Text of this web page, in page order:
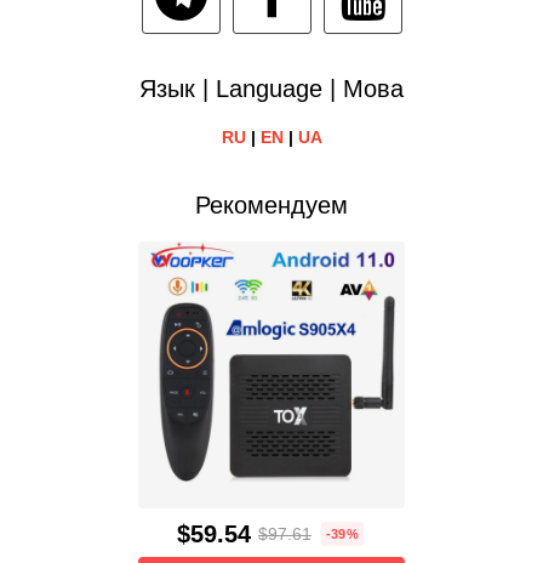
Язык | Language | Мова
RU| EN| UA
Рекомендуем
$59.54 $97.61 -39%